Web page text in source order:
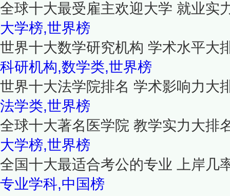
全球十大最受雇主欢迎大学 就业实
大学榜,世界榜
世界十大数学研究机构 学术水平大
科研机构,数学类,世界榜
世界十大法学院排名 学术影响力大
法学类,世界榜
全球十大著名医学院 教学实力大排
大学榜,世界榜
全国十大最适合考公的专业 上岸几
专业学科,中国榜